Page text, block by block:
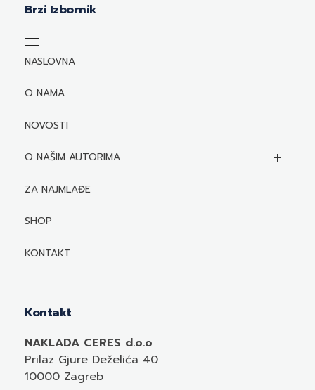
Brzi Izbornik
NASLOVNA
O NAMA
NOVOSTI
O NAŠIM AUTORIMA
Biografije autora
Mediji o autorima i njihovim naslovima
ZA NAJMLAĐE
SHOP
KONTAKT
Kontakt
NAKLADA CERES d.o.o
Prilaz Gjure Deželića 40
10000 Zagreb